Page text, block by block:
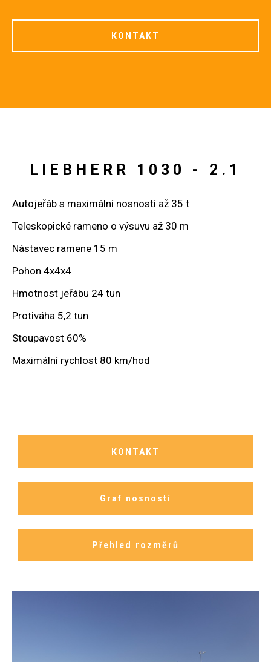
KONTAKT
LIEBHERR 1030 - 2.1
Autojeřáb s maximální nosností až 35 t
Teleskopické rameno o výsuvu až 30 m
Nástavec ramene 15 m
Pohon 4x4x4
Hmotnost jeřábu 24 tun
Protiváha 5,2 tun
Stoupavost 60%
Maximální rychlost 80 km/hod
KONTAKT
Graf nosností
Přehled rozměrů